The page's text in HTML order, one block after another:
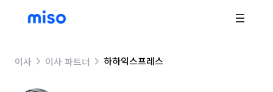
이사 이사 파트너 하하익스프레스